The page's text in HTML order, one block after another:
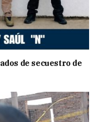
de secuestro de